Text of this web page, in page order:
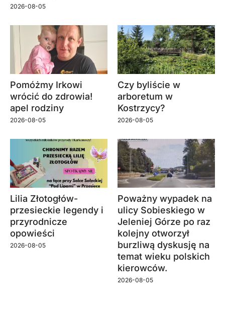
2026-08-05
Pomóżmy Irkowi
wrócić do zdrowia!
apel rodziny
2026-08-05
Czy byliście w
arboretum w
Kostrzycy?
2026-08-05
Lilia Złotogłów-
przesieckie legendy i
przyrodnicze
opowieści
2026-08-05
Poważny wypadek na
ulicy Sobieskiego w
Jeleniej Górze po raz
kolejny otworzył
burzliwą dyskusję na
temat wieku polskich
kierowców.
2026-08-05